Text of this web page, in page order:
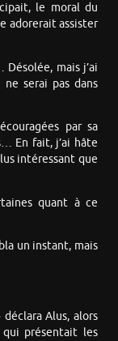
le moral du
adorerait assister
mais j’ai
serai pas dans
par sa
En fait, j’ai hâte
intéressant que
quant à ce
un instant, mais
Alus, alors
présentait les